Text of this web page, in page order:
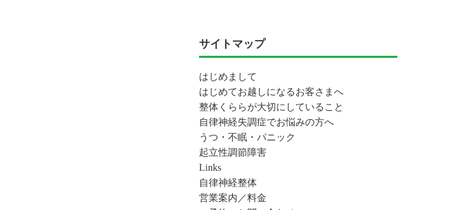
サイトマップ
はじめまして
はじめてお越しになるお客さまへ
整体くららが大切にしていること
自律神経失調症でお悩みの方へ
うつ・不眠・パニック
起立性調節障害
Links
自律神経整体
営業案内／料金